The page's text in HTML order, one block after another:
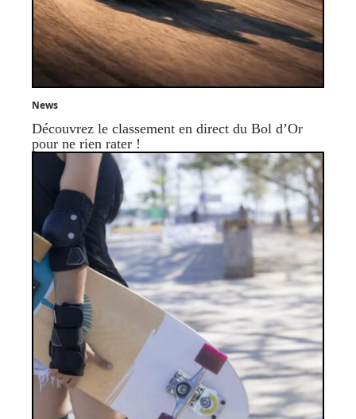
News
Découvrez le classement en direct du Bol d’Or
pour ne rien rater !